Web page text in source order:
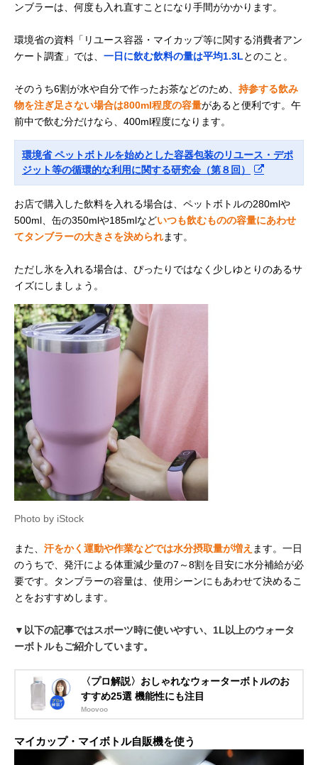
ンブラーは、何度も入れ直すことになり手間がかかります。
環境省の資料「リユース容器・マイカップ等に関する消費者アン
ケート調査」では、 一日に飲む飲料の量は平均1.3Lとのこと。
そのうち6割が水や自分で作ったお茶などのため、 持参する飲み
物を注ぎ足さない場合は800ml程度の容量があると便利です。午
前中で飲む分だけなら、400ml程度になります。
環境省 ペットボトルを始めとした容器包装のリユース・デポ
ジット等の循環的な利用に関する研究会（第８回）
お店で購入した飲料を入れる場合は、ペットボトルの280mlや
500ml、缶の350mlや185mlなどいつも飲むものの容量にあわせ
てタンブラーの大きさを決められます。
ただし氷を入れる場合は、ぴったりではなく少しゆとりのあるサ
イズにしましょう。
Photo by iStock
また、 汗をかく運動や作業などでは水分摂取量が増え ます。一日
のうちで、発汗による体重減少量の7～8割を目安に水分補給が必
要です。タンブラーの容量は、使用シーンにもあわせて決めるこ
とをおすすめします。
▼以下の記事ではスポーツ時に使いやすい、1L以上のウォータ
ーボトルもご紹介しています。
〈プロ解説〉おしゃれなウォーターボトルのお
すすめ25選 機能性にも注目
Moovoo
マイカップ・マイボトル自販機を使う